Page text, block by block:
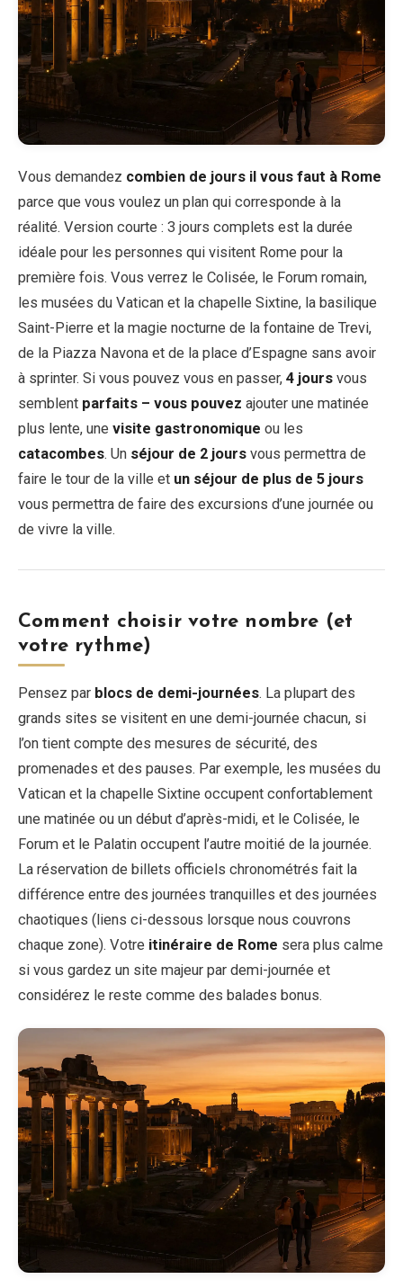
T-Shirts
Fridge Magnets
License Plates
À propos
Vous demandez combien de jours il vous faut à Rome
parce que vous voulez un plan qui corresponde à la
réalité. Version courte : 3 jours complets est la durée
idéale pour les personnes qui visitent Rome pour la
première fois. Vous verrez le Colisée, le Forum romain,
les musées du Vatican et la chapelle Sixtine, la basilique
Saint-Pierre et la magie nocturne de la fontaine de Trevi,
de la Piazza Navona et de la place d’Espagne sans avoir
à sprinter. Si vous pouvez vous en passer, 4 jours vous
semblent parfaits – vous pouvez ajouter une matinée
plus lente, une visite gastronomique ou les
catacombes. Un séjour de 2 jours vous permettra de
faire le tour de la ville et un séjour de plus de 5 jours
vous permettra de faire des excursions d’une journée ou
de vivre la ville.
Comment choisir votre nombre (et
votre rythme)
Pensez par blocs de demi-journées. La plupart des
grands sites se visitent en une demi-journée chacun, si
l’on tient compte des mesures de sécurité, des
promenades et des pauses. Par exemple, les musées du
Vatican et la chapelle Sixtine occupent confortablement
une matinée ou un début d’après-midi, et le Colisée, le
Forum et le Palatin occupent l’autre moitié de la journée.
La réservation de billets officiels chronométrés fait la
différence entre des journées tranquilles et des journées
chaotiques (liens ci-dessous lorsque nous couvrons
chaque zone). Votre itinéraire de Rome sera plus calme
si vous gardez un site majeur par demi-journée et
considérez le reste comme des balades bonus.